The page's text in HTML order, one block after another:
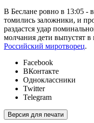
В Беслане ровно в 13:05 -
томились заложники, и
раздастся удар
молчания дети выпустят
Российский миротворец.
Facebook
ВКонтакте
Одноклассники
Twitter
Telegram
Версия для печати